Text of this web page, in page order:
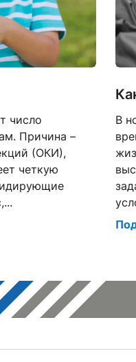
число
Причина –
(ОКИ),
четкую
В